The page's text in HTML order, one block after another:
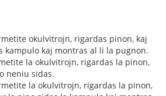
okulvitrojn, rigardas pinon, kaj
kampulo kaj montras al li la pugnon.
la okulvitrojn, rigardas la pinon,
neniu sidas.
la okulvitrojn, rigardas la pinon,